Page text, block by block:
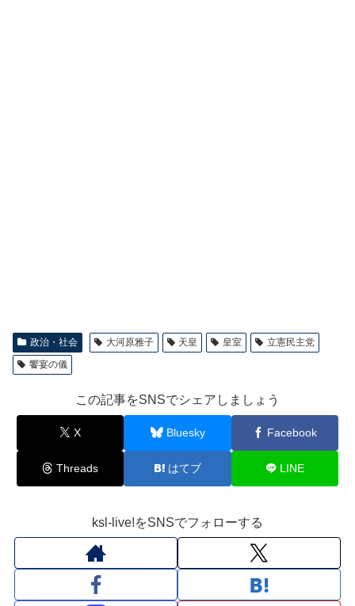
政治・社会 大河原雅子 天皇 皇室
立憲民主党
饗宴の儀
この記事をSNSでシェアしましょう
X Bluesky Facebook
Threads はてブ LINE
ksl-live!をSNSでフォローする